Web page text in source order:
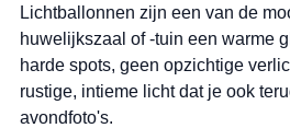
Lichtballonnen zijn een van de
huwelijkszaal of -tuin een warme
harde spots, geen opzichtige
rustige, intieme licht dat je ook
avondfoto's.